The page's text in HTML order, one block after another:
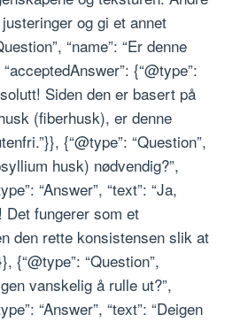
og gi et annet
“name”: “Er denne
{“@type”:
Siden den er basert på
(fiberhusk), er denne
{“@type”: “Question”,
husk) nødvendig?”,
“Answer”, “text”: “Ja,
fungerer som et
den rette konsistensen slik at
{“@type”: “Question”,
vanskelig å rulle ut?”,
“Answer”, “text”: “Deigen